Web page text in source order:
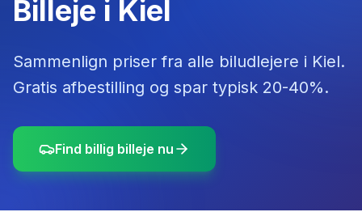
Billeje i Kiel
Sammenlign priser fra alle biludlejere i Kiel.
Gratis afbestilling og spar typisk 20-40%.
Find billig billeje nu